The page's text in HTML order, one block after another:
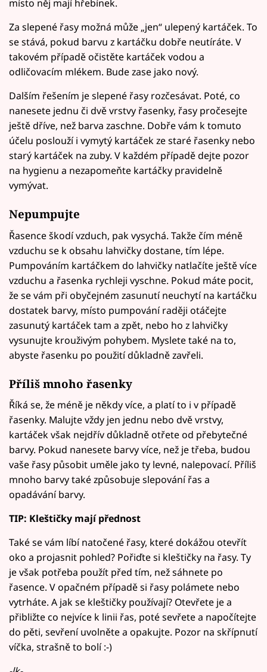
místo něj mají hřebínek.
Za slepené řasy možná může „jen“ ulepený kartáček. To
se stává, pokud barvu z kartáčku dobře neutíráte. V
takovém případě očistěte kartáček vodou a
odličovacím mlékem. Bude zase jako nový.
Dalším řešením je slepené řasy rozčesávat. Poté, co
nanesete jednu či dvě vrstvy řasenky, řasy pročesejte
ještě dříve, než barva zaschne. Dobře vám k tomuto
účelu poslouží i vymytý kartáček ze staré řasenky nebo
starý kartáček na zuby. V každém případě dejte pozor
na hygienu a nezapomeňte kartáčky pravidelně
vymývat.
Nepumpujte
Řasence škodí vzduch, pak vysychá. Takže čím méně
vzduchu se k obsahu lahvičky dostane, tím lépe.
Pumpováním kartáčkem do lahvičky natlačíte ještě více
vzduchu a řasenka rychleji vyschne. Pokud máte pocit,
že se vám při obyčejném zasunutí neuchytí na kartáčku
dostatek barvy, místo pumpování raději otáčejte
zasunutý kartáček tam a zpět, nebo ho z lahvičky
vysunujte krouživým pohybem. Myslete také na to,
abyste řasenku po použití důkladně zavřeli.
Příliš mnoho řasenky
Říká se, že méně je někdy více, a platí to i v případě
řasenky. Malujte vždy jen jednu nebo dvě vrstvy,
kartáček však nejdřív důkladně otřete od přebytečné
barvy. Pokud nanesete barvy více, než je třeba, budou
vaše řasy působit uměle jako ty levné, nalepovací. Příliš
mnoho barvy také způsobuje slepování řas a
opadávání barvy.
TIP: Kleštičky mají přednost
Také se vám líbí natočené řasy, které dokážou otevřít
oko a projasnit pohled? Pořiďte si kleštičky na řasy. Ty
je však potřeba použít před tím, než sáhnete po
řasence. V opačném případě si řasy polámete nebo
vytrháte. A jak se kleštičky používají? Otevřete je a
přibližte co nejvíce k linii řas, poté sevřete a napočítejte
do pěti, sevření uvolněte a opakujte. Pozor na skřípnutí
víčka, strašně to bolí :-)